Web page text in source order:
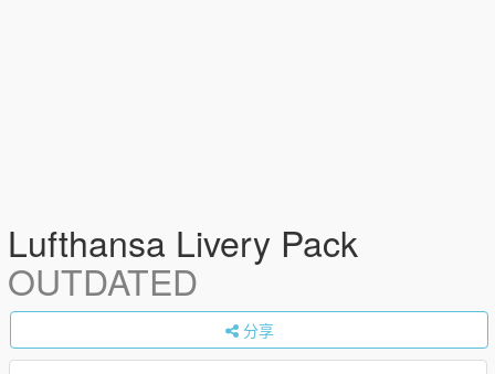
Lufthansa Livery Pack
OUTDATED
分享